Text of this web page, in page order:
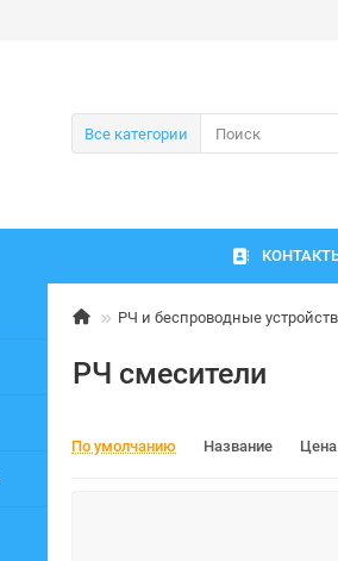
Все категории
РЧ и беспроводные
РЧ смесители
По умолчанию Название Цена